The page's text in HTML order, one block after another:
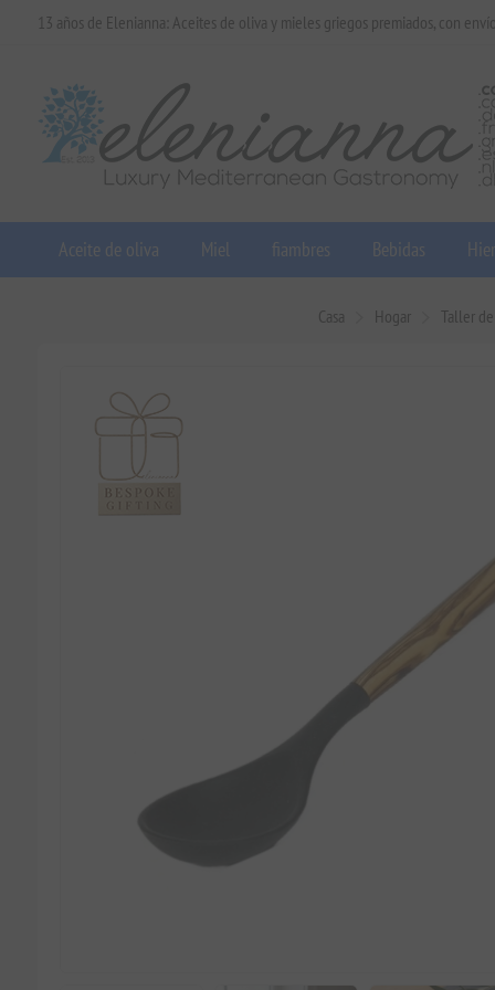
13 años de Elenianna: Aceites de oliva y mieles griegos premiados, con
Aceite de oliva Miel fiambres Bebidas
Casa Hogar Taller